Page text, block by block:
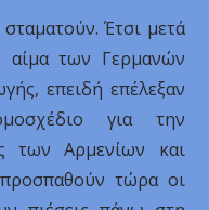
Έτσι μετά
αίμα των Γερμανών
επειδή επέλεξαν
για την
των Αρμενίων και
τώρα οι